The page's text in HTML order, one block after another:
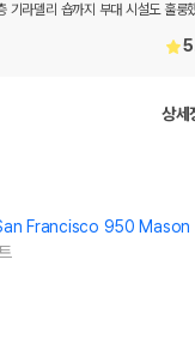
기라델리 숍까지 부대 시설도 훌룽
상세
950 Mason Street